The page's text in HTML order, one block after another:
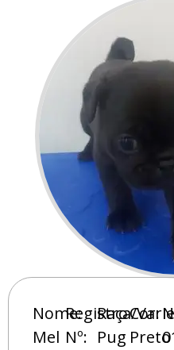
Nome:
Mel
Registro
Nº:
Raça/
Pug
Cor:
Preto